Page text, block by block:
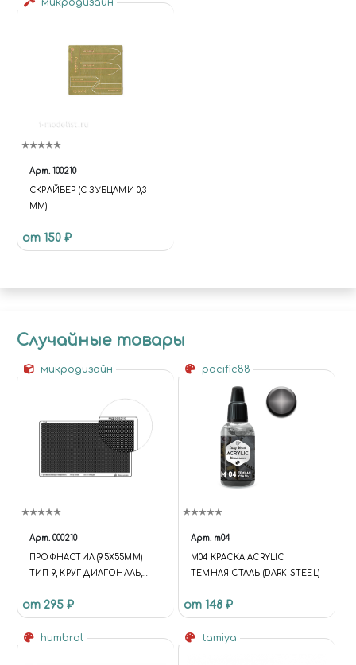
микродизайн
Арт. 100210
СКРАЙБЕР (С ЗУБЦАМИ 0,3
ММ)
от 150 ₽
Случайные товары
микродизайн
Арт. 000210
ПРОФНАСТИЛ (95Х55ММ)
ТИП 9, КРУГ ДИАГОНАЛЬ,
от 295 ₽
pacific88
Арт. m04
M04 КРАСКА ACRYLIC
ТЕМНАЯ СТАЛЬ (DARK STEEL)
от 148 ₽
humbrol tamiya